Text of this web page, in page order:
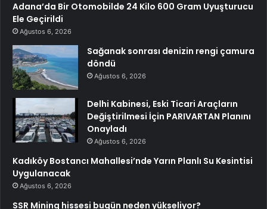
Adana’da Bir Otomobilde 24 Kilo 600 Gram Uyuşturucu
Ele Geçirildi
Ağustos 6, 2026
Sağanak sonrası denizin rengi çamura
döndü
Ağustos 6, 2026
Delhi Kabinesi, Eski Ticari Araçların
Değiştirilmesi İçin PARIVARTAN Planını
Onayladı
Ağustos 6, 2026
Kadıköy Bostancı Mahallesi’nde Yarın Planlı Su Kesintisi
Uygulanacak
Ağustos 6, 2026
SSR Mining hissesi bugün neden yükseliyor?